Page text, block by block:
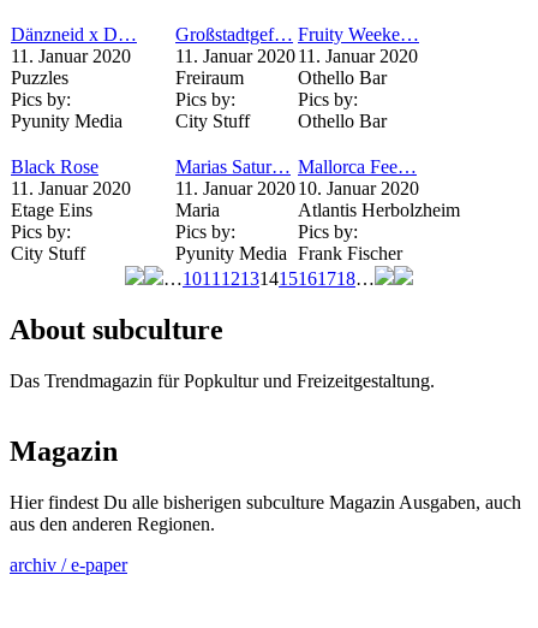
Dänzneid x D…
11. Januar 2020
Puzzles
Pics by:
Pyunity Media
Großstadtgef…
11. Januar 2020
Freiraum
Pics by:
City Stuff
Fruity Weeke…
11. Januar 2020
Othello Bar
Pics by:
Othello Bar
Black Rose
11. Januar 2020
Etage Eins
Pics by:
City Stuff
Marias Satur…
11. Januar 2020
Maria
Pics by:
Pyunity Media
Mallorca Fee…
10. Januar 2020
Atlantis Herbolzheim
Pics by:
Frank Fischer
…1011 12131415161718…
About subculture
Das Trendmagazin für Popkultur und Freizeitgestaltung.
Magazin
Hier findest Du alle bisherigen subculture Magazin Ausgaben, auch
aus den anderen Regionen.
archiv / e-paper